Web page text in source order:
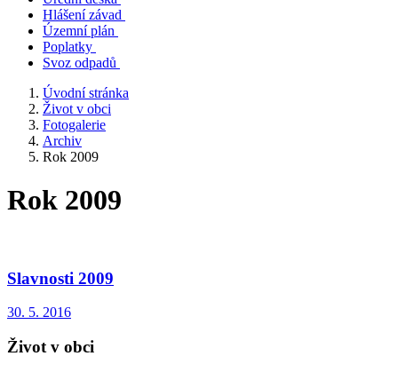
Hlášení závad
Územní plán
Poplatky
Svoz odpadů
Úvodní stránka
Život v obci
Fotogalerie
Archiv
Rok 2009
Rok 2009
Slavnosti 2009
30. 5. 2016
Život v obci